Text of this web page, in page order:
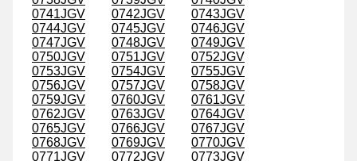
0741JGV
0742JGV
0743JGV
0744JGV
0745JGV
0746JGV
0747JGV
0748JGV
0749JGV
0750JGV
0751JGV
0752JGV
0753JGV
0754JGV
0755JGV
0756JGV
0757JGV
0758JGV
0759JGV
0760JGV
0761JGV
0762JGV
0763JGV
0764JGV
0765JGV
0766JGV
0767JGV
0768JGV
0769JGV
0770JGV
0771JGV
0772JGV
0773JGV